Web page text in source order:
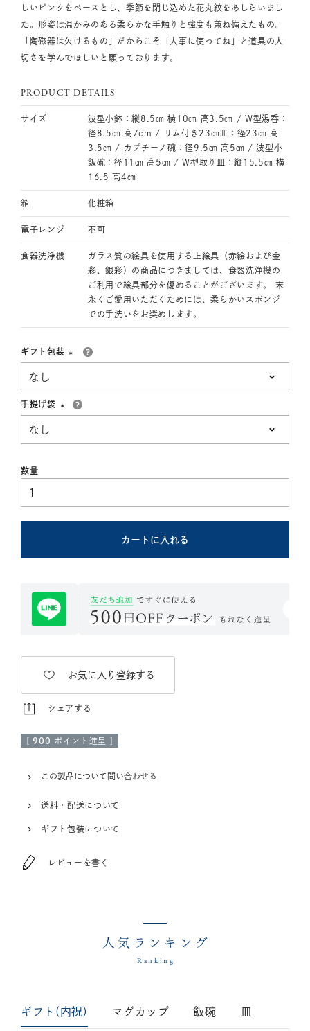
しいピンクをベースとし、季節を閉じ込めた花丸紋をあしらいまし
た。形姿は温かみのある柔らかな手触りと強度も兼ね備えたもの。
「陶磁器は欠けるもの」だからこそ「大事に使ってね」と道具の大
切さを学んでほしいと願っております。
PRODUCT DETAILS
サイズ
波型小鉢：縦8.5㎝ 横10㎝ 高3.5㎝ / W型湯呑：
径8.5㎝ 高7cm / リム付き23㎝皿：径23㎝ 高
3.5㎝ / カプチーノ碗：径9.5㎝ 高5㎝ / 波型小
飯碗：径11㎝ 高5㎝ / W型取り皿：縦15.5㎝ 横
16.5 高4㎝
箱 化粧箱
電子レンジ 不可
食器洗浄機
ガラス質の絵具を使用する上絵具（赤絵および金
彩、銀彩）の商品につきましては、食器洗浄機の
ご利用で絵具部分を傷めることがございます。 末
永くご愛用いただくためには、柔らかいスポンジ
での手洗いをお奨めします。
ギフト包装
手提げ袋
カートに入れる
お気に入り登録する
シェアする
900 ポイント進呈 ]
この製品について問い合わせる
送料・配送について
ギフト包装について
レビューを書く
人気ランキング
Ranking
ギフト(内祝) マグカップ 飯碗 皿